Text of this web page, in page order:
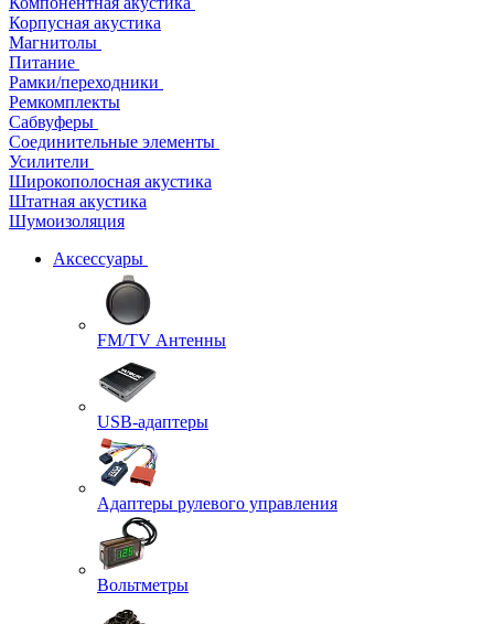
Корпусная акустика
Магнитолы
Питание
Рамки/переходники
Ремкомплекты
Сабвуферы
Соединительные элементы
Усилители
Широкополосная акустика
Штатная акустика
Шумоизоляция
Аксессуары
FM/TV Антенны
USB-адаптеры
Адаптеры рулевого управления
Вольтметры